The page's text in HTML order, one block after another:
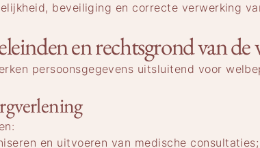
beveiliging en correcte verwerking
en rechtsgrond van de
persoonsgegevens uitsluitend voor
en uitvoeren van medische consultaties;